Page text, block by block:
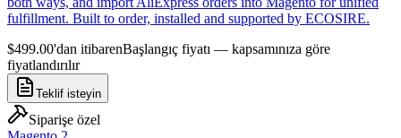
fulfillment. Built to order, installed and supported by ECOSIRE.
$499.00'dan itibarenBaşlangıç fiyatı — kapsamınıza göre
fiyatlandırılır
Teklif isteyin
Siparişe özel